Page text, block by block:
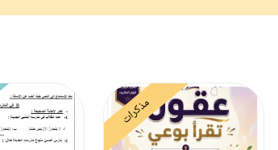
مذكرات